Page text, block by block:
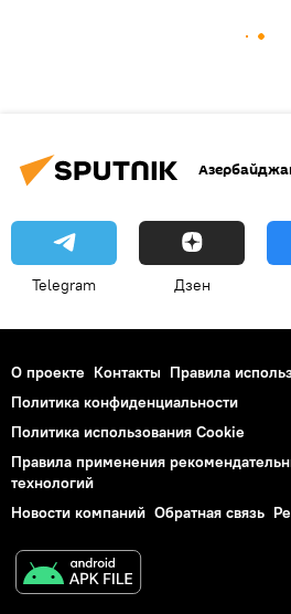
Telegram Дзен
О проекте Контакты Правила
Политика конфиденциальности
Политика использования Cookie
Правила применения
технологий
Новости компаний Обратная связь